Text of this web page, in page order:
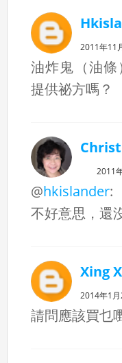
2011年11
油炸鬼（油
提供祕方嗎？
2011
@hkislander:
不好意思，還
Xing
2014年1
請問應該買乜